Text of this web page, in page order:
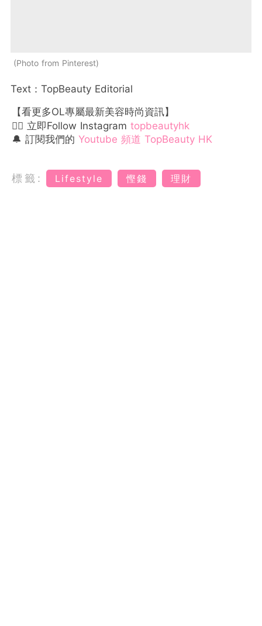
Photo from Pinterest
Text：TopBeauty Editorial
【看更多OL專屬最新美容時尚資訊】
👉🏻 立即Follow Instagram topbeautyhk
🔔 訂閱我們的 Youtube 頻道 TopBeauty HK
標籤: Lifestyle 慳錢 理財